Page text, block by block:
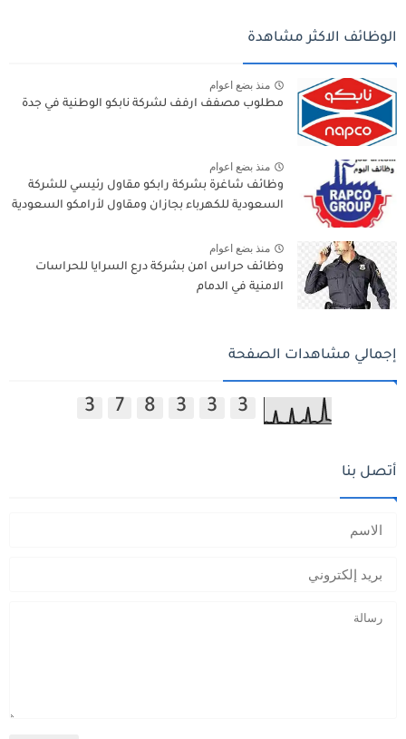
الوظائف الاكثر مشاهدة
منذ بضع اعوام
مطلوب مصفف ارفف لشركة نابكو الوطنية في جدة
منذ بضع اعوام
وظائف شاغرة بشركة رابكو مقاول رئيسي للشركة
السعودية للكهرباء بجازان ومقاول لأرامكو السعودية
منذ بضع اعوام
وظائف حراس امن بشركة درع السرايا للحراسات
الامنية في الدمام
إجمالي مشاهدات الصفحة
3 7 8 3 3 3
أتصل بنا